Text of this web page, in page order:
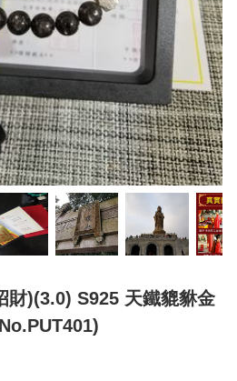
財)(3.0) S925 天鐵貔貅金